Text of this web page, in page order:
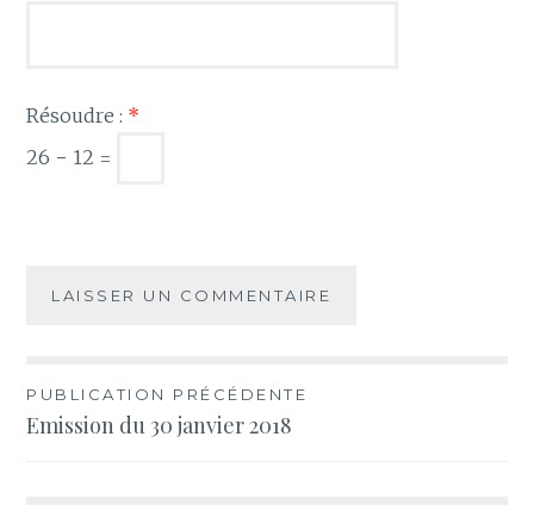
Résoudre : *
26 − 12 =
Navigation
de
PUBLICATION PRÉCÉDENTE
Emission du 30 janvier 2018